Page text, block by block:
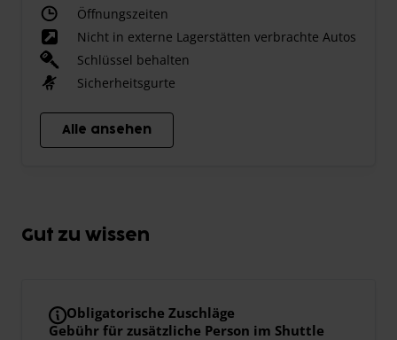
Öffnungszeiten
Nicht in externe Lagerstätten verbrachte Autos
Schlüssel behalten
Sicherheitsgurte
Alle ansehen
Gut zu wissen
Obligatorische Zuschläge
Gebühr für zusätzliche Person im Shuttle